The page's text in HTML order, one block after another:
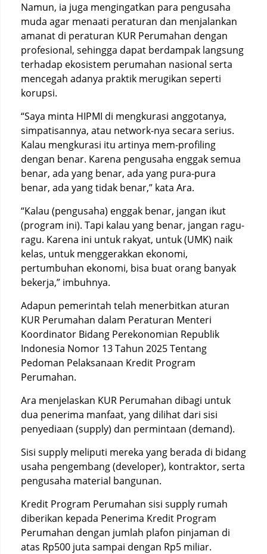
Namun, ia juga mengingatkan para pengusaha
muda agar menaati peraturan dan menjalankan
amanat di peraturan KUR Perumahan dengan
profesional, sehingga dapat berdampak langsung
terhadap ekosistem perumahan nasional serta
mencegah adanya praktik merugikan seperti
korupsi.
“Saya minta HIPMI di mengkurasi anggotanya,
simpatisannya, atau network-nya secara serius.
Kalau mengkurasi itu artinya mem-profiling
dengan benar. Karena pengusaha enggak semua
benar, ada yang benar, ada yang pura-pura
benar, ada yang tidak benar,” kata Ara.
“Kalau (pengusaha) enggak benar, jangan ikut
(program ini). Tapi kalau yang benar, jangan ragu-
ragu. Karena ini untuk rakyat, untuk (UMK) naik
kelas, untuk menggerakkan ekonomi,
pertumbuhan ekonomi, bisa buat orang banyak
bekerja,” imbuhnya.
Adapun pemerintah telah menerbitkan aturan
KUR Perumahan dalam Peraturan Menteri
Koordinator Bidang Perekonomian Republik
Indonesia Nomor 13 Tahun 2025 Tentang
Pedoman Pelaksanaan Kredit Program
Perumahan.
Ara menjelaskan KUR Perumahan dibagi untuk
dua penerima manfaat, yang dilihat dari sisi
penyediaan (supply) dan permintaan (demand).
Sisi supply meliputi mereka yang berada di bidang
usaha pengembang (developer), kontraktor, serta
pengusaha material bangunan.
Kredit Program Perumahan sisi supply rumah
diberikan kepada Penerima Kredit Program
Perumahan dengan jumlah plafon pinjaman di
atas Rp500 juta sampai dengan Rp5 miliar.